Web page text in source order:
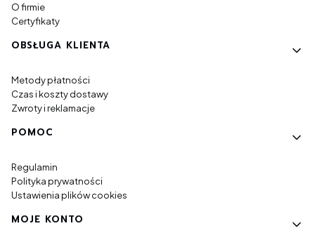
O firmie
Certyfikaty
OBSŁUGA KLIENTA
Metody płatności
Czas i koszty dostawy
Zwroty i reklamacje
POMOC
Regulamin
Polityka prywatności
Ustawienia plików cookies
MOJE KONTO